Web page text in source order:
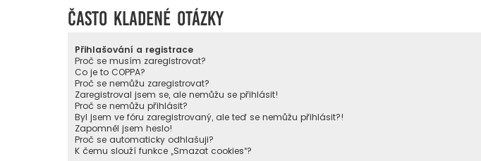
Často kladené otázky
Přihlašování a registrace
Proč se musím zaregistrovat?
Co je to COPPA?
Proč se nemůžu zaregistrovat?
Zaregistroval jsem se, ale nemůžu se přihlásit!
Proč se nemůžu přihlásit?
Byl jsem ve fóru zaregistrovaný, ale teď se nemůžu přihlásit?!
Zapomněl jsem heslo!
Proč se automaticky odhlašuji?
K čemu slouží funkce „Smazat cookies“?